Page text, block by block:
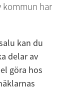
kommun har
kan du
delar av
göra hos